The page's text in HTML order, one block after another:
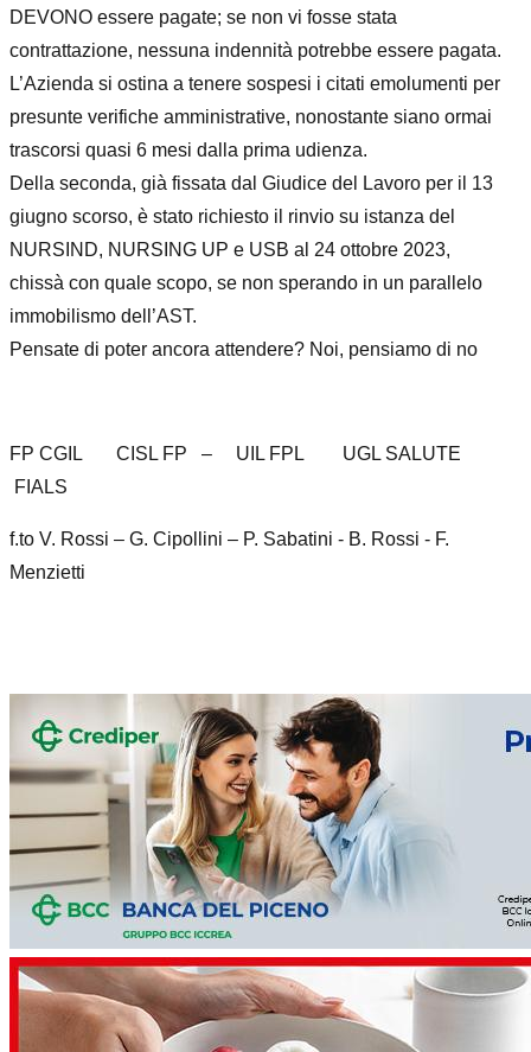
DEVONO essere pagate; se non vi fosse stata
contrattazione, nessuna indennità potrebbe essere pagata.
L’Azienda si ostina a tenere sospesi i citati emolumenti per
presunte verifiche amministrative, nonostante siano ormai
trascorsi quasi 6 mesi dall a prima udienza.
Della seconda, già fissata dal Giudice del Lavoro per il 13
giugno scorso, è stato richiesto il rinvio su istanza del
NURSIND, NURSING UP e USB al 24 ottobre 2023,
chissà con quale scopo, se non sperando in un parallelo
immobilismo dell’AST.
Pensate di poter ancora attendere? Noi, pensiamo di no
FP CGIL CISL FP – UIL FPL UGL SALUTE
FIALS
f.to V. Rossi – G. Cipollini – P. Sabatini - B. Rossi - F.
Menzietti